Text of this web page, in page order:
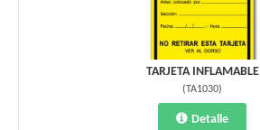
TARJETA INFLAMABLE
(TA1030)
Detalle